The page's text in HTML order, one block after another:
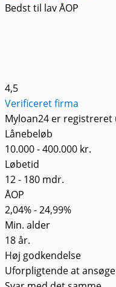
Bedst til lav ÅOP
4,5
Verificeret firma
Myloan24 er registreret
Lånebeløb
10.000 - 400.000 kr.
Løbetid
12 - 180 mdr.
ÅOP
2,04% - 24,99%
Min. alder
18 år.
Høj godkendelse
Uforpligtende at ansøge